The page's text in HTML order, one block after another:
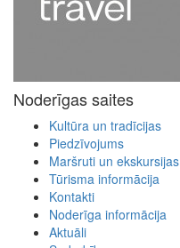
Noderīgas saites
Kultūra un tradīcijas
Piedzīvojums
Maršruti un ekskursijas
Tūrisma informācija
Kontakti
Noderīga informācija
Aktuāli